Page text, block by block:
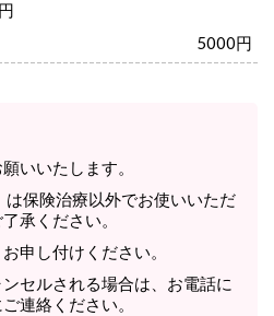
5000円
いいたします。
は保険治療以外でお使いいただ
承ください。
申し付けください。
セルされる場合は、お電話に
連絡ください。